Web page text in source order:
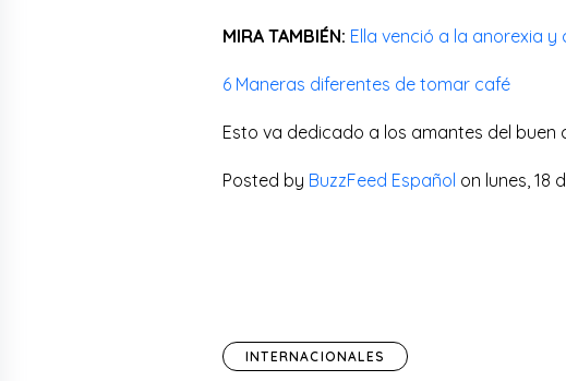
MIRA TAMBIÉN: Ella venció a la anorexia
6 Maneras diferentes de tomar café
Esto va dedicado a los amantes del buen
Posted by BuzzFeed Español on lunes, 18
INTERNACIONALES